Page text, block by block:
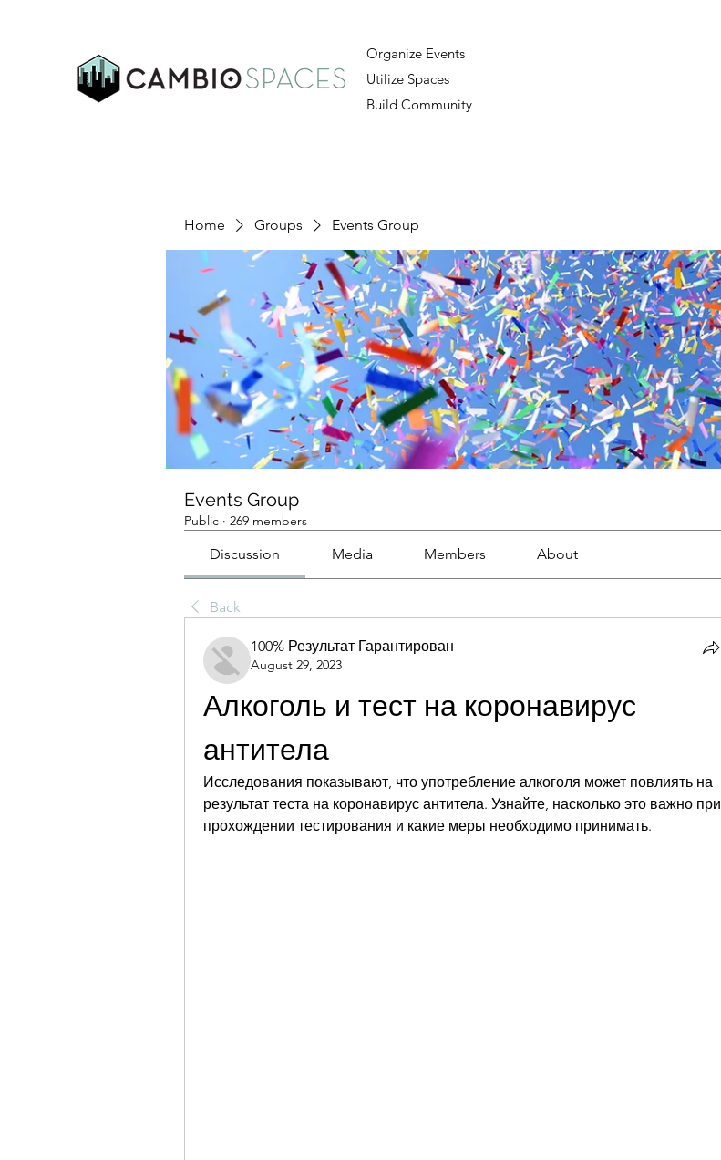
Organize Events
Utilize Spaces
Build Community
Home Groups Events Group
Events Group
Public · 269 members
Discussion Media Members About
Back
100% Результат Гарантирован
August 29, 2023
Алкоголь и тест на коронавирус
антитела
Исследования показывают, что употребление алкоголя может повлиять на
результат теста на коронавирус антитела. Узнайте, насколько это важно при
прохождении тестирования и какие меры необходимо принимать.